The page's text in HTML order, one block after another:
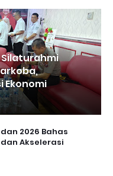
Silaturahmi
Ekonomi
2026 Bahas
Akselerasi